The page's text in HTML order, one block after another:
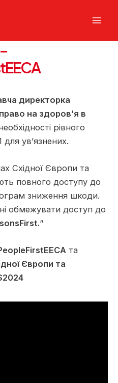
директорка
на здоров’я в
рівного
ув’язнених.
Східної Європи та
повного доступу до
зниження шкоди.
обмежувати доступ до
“
та
Європи та